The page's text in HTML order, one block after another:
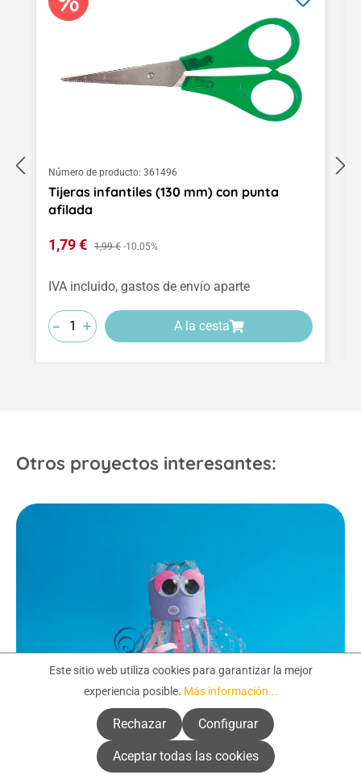
Número de producto: 361496
Tijeras infantiles (130 mm) con punta
afilada
Precio de venta:
1,79 € Precio normal:
1,99 € -10.05%
IVA incluido, gastos de envío aparte
-
-
- +
+
+ A la cesta
Otros proyectos interesantes:
Este sitio web utiliza cookies para garantizar la mejor
experiencia posible. Más información...
Rechazar Configurar
Aceptar todas las cookies